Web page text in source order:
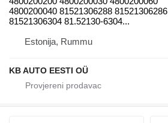
4800200040 81521306288 81521306286
81521306304 81.52130-6304...
Estonija, Rummu
KB AUTO EESTI OÜ